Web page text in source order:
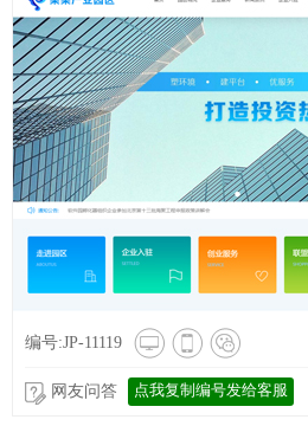
编号:JP-11119
网友问答 点我复制编号发给客服